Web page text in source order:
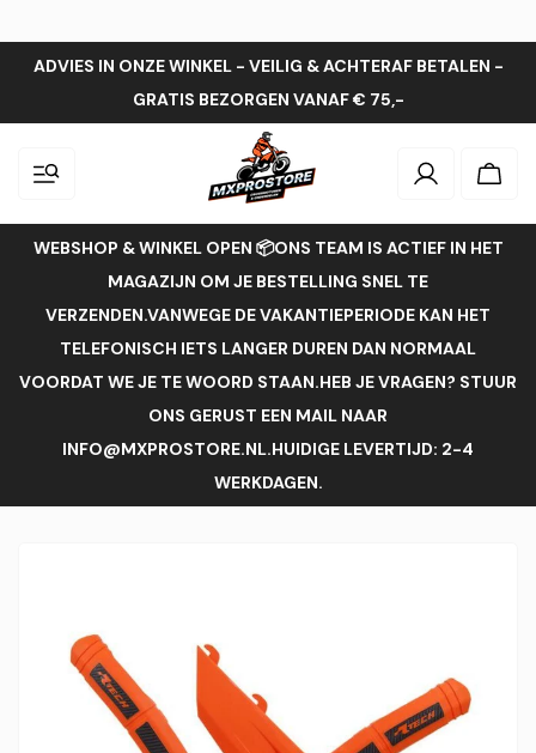
ADVIES IN ONZE WINKEL - VEILIG & ACHTERAF BETALEN -
GRATIS BEZORGEN VANAF € 75,-
Inloggen
WEBSHOP & WINKEL OPEN 📦ONS TEAM IS ACTIEF IN HET
MAGAZIJN OM JE BESTELLING SNEL TE
VERZENDEN.VANWEGE DE VAKANTIEPERIODE KAN HET
TELEFONISCH IETS LANGER DUREN DAN NORMAAL
VOORDAT WE JE TE WOORD STAAN.HEB JE VRAGEN? STUUR
ONS GERUST EEN MAIL NAAR
INFO@MXPROSTORE.NL.HUIDIGE LEVERTIJD: 2-4
WERKDAGEN.